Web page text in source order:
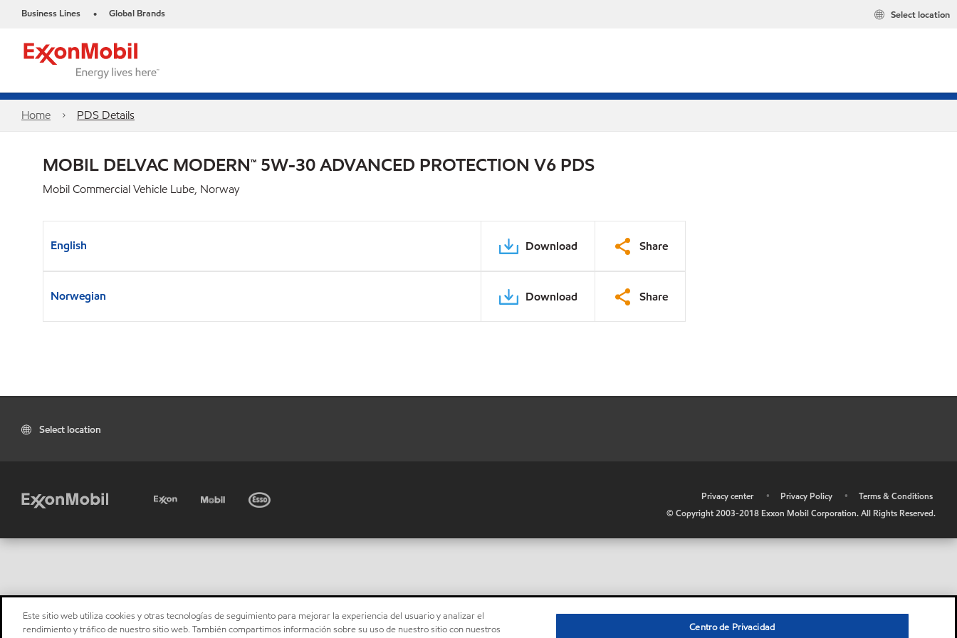
Business Lines • Global Brands Select location
Home PDS Details
MOBIL DELVAC MODERN™ 5W-30 ADVANCED PROTECTION V6 PDS
Mobil Commercial Vehicle Lube, Norway
English Download Share
Norwegian Download Share
Select location
Privacy center • Privacy Policy •
Terms & Conditions
© Copyright 2003-2018 Exxon Mobil Corporation. All Rights Reserved.
Este sitio web utiliza cookies y otras tecnologías de seguimiento para mejorar la experiencia del usuario y analizar el
rendimiento y tráfico de nuestro sitio web. También compartimos información sobre su uso de nuestro sitio con nuestros
Centro de Privacidad